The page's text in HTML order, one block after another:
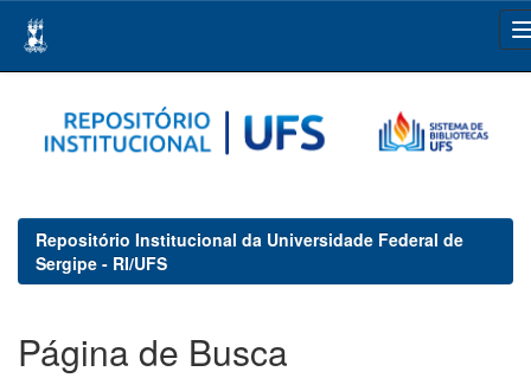
navigation
Repositório Institucional da Universidade Federal de
Sergipe - RI/UFS
Página de Busca